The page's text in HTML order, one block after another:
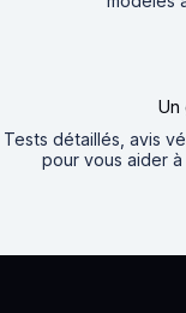
Un
Tests détaillés, avis
pour vous aider